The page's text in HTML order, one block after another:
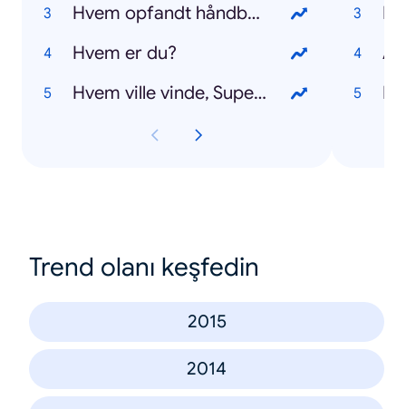
Hvem opfandt håndbold?
Hvem er du?
Hvem ville vinde, Superman eller Thor?
Trend olanı keşfedin
2015
2014